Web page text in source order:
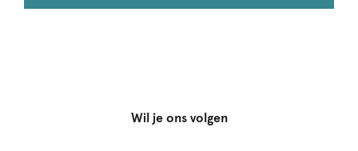
Wil je ons volgen